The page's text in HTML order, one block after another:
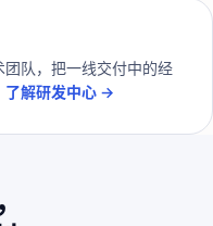
队，把一线交付中的经
了解研发中心 →
，